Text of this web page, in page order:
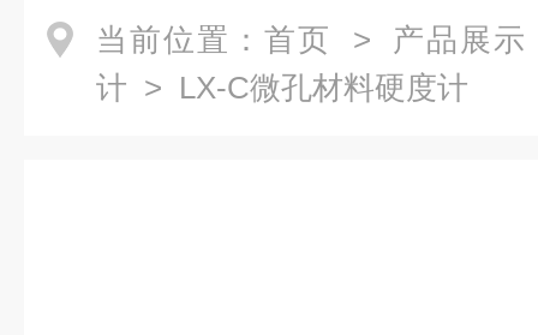
当前位置： 首页 > 产品展示
计 > LX-C微孔材料硬度计